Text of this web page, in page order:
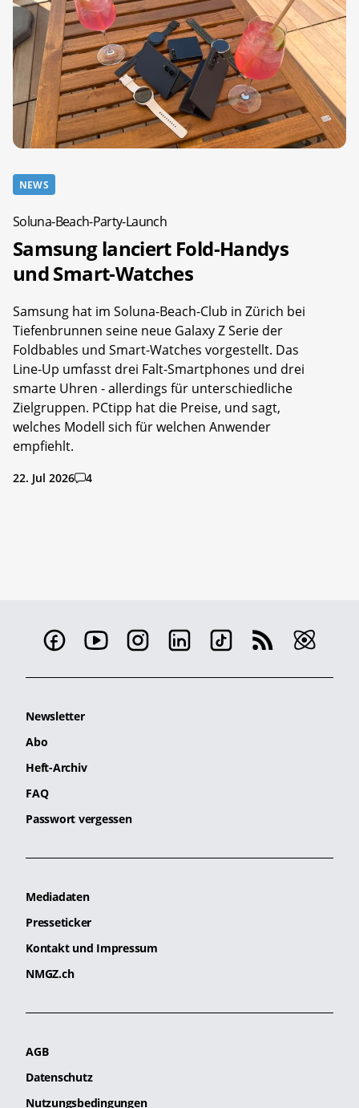
NEWS
Soluna-Beach-Party-Launch
Samsung lanciert Fold-Handys
und Smart-Watches
Samsung hat im Soluna-Beach-Club in Zürich bei
Tiefenbrunnen seine neue Galaxy Z Serie der
Foldbables und Smart-Watches vorgestellt. Das
Line-Up umfasst drei Falt-Smartphones und drei
smarte Uhren - allerdings für unterschiedliche
Zielgruppen. PCtipp hat die Preise, und sagt,
welches Modell sich für welchen Anwender
empfiehlt.
22. Jul 2026 4
Newsletter
Abo
Heft-Archiv
FAQ
Passwort vergessen
Mediadaten
Presseticker
Kontakt und Impressum
NMGZ.ch
AGB
Datenschutz
Nutzungsbedingungen